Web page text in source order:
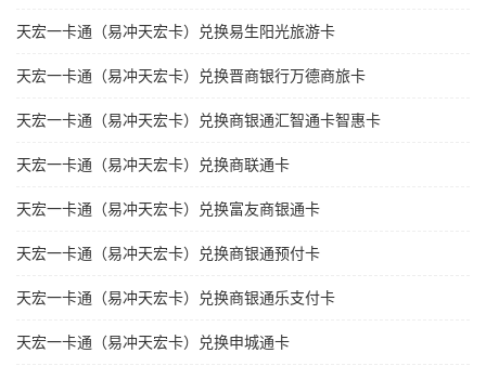
天宏一卡通（易冲天宏卡）兑换易生阳光旅游卡
天宏一卡通（易冲天宏卡）兑换晋商银行万德商旅卡
天宏一卡通（易冲天宏卡）兑换商银通汇智通卡智惠卡
天宏一卡通（易冲天宏卡）兑换商联通卡
天宏一卡通（易冲天宏卡）兑换富友商银通卡
天宏一卡通（易冲天宏卡）兑换商银通预付卡
天宏一卡通（易冲天宏卡）兑换商银通乐支付卡
天宏一卡通（易冲天宏卡）兑换申城通卡